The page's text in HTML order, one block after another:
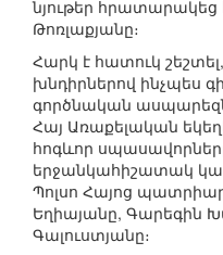
նյութեր
Թոռլաքյանը։
Հարկ է հատուկ
խնդիրներով ինչպես
գործնական
Հայ Առաքելական
հոգևոր
երջանկահիշատակ
Պոլսո Հայոց
Եղիայանը, Գարեգին
Գալուստյանը։